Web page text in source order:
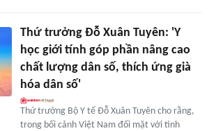
Thứ trưởng Đỗ Xuân Tuyên: 'Y
học giới tính góp phần nâng cao
chất lượng dân số, thích ứng già
hóa dân số'
Thứ trưởng Bộ Y tế Đỗ Xuân Tuyên cho rằng,
trong bối cảnh Việt Nam đối mặt với tình